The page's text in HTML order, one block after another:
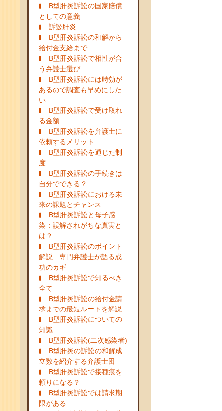
B型肝炎訴訟の国家賠償
としての意義
訴訟肝炎
B型肝炎訴訟の和解から
給付金支給まで
B型肝炎訴訟で相性が合
う弁護士選び
B型肝炎訴訟には時効が
あるので調査も早めにした
い
B型肝炎訴訟で受け取れ
る金額
B型肝炎訴訟を弁護士に
依頼するメリット
B型肝炎訴訟を通じた制
度
B型肝炎訴訟の手続きは
自分でできる？
B型肝炎訴訟における未
来の課題とチャンス
B型肝炎訴訟と母子感
染：誤解されがちな真実と
は？
B型肝炎訴訟のポイント
解説：専門弁護士が語る成
功のカギ
B型肝炎訴訟で知るべき
全て
B型肝炎訴訟の給付金請
求までの最短ルートを解説
B型肝炎訴訟についての
知識
B型肝炎訴訟(二次感染者)
B型肝炎の訴訟の和解成
立数を紹介する弁護士団
B型肝炎訴訟で接種痕を
頼りになる？
B型肝炎訴訟では請求期
限がある